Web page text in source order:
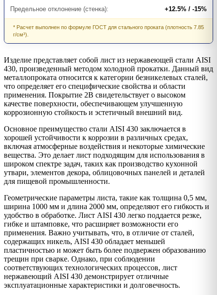
Предельное отклонение (стенка): +12.5% / -15%
* Расчет выполнен по формуле ГОСТ для стального проката (плотность 7.85
г/см³).
Изделие представляет собой лист из нержавеющей стали AISI
430, произведенный методом холодной прокатки. Данный вид
металлопроката относится к категории безникелевых сталей,
что определяет его специфические свойства и области
применения. Покрытие 2B свидетельствует о высоком
качестве поверхности, обеспечивающем улучшенную
коррозионную стойкость и эстетичный внешний вид.
Основное преимущество стали AISI 430 заключается в
хорошей устойчивости к коррозии в различных средах,
включая атмосферные воздействия и некоторые химические
вещества. Это делает лист подходящим для использования в
широком спектре задач, таких как производство кухонной
утвари, элементов декора, облицовочных панелей и деталей
для пищевой промышленности.
Геометрические параметры листа, такие как толщина 0,5 мм,
ширина 1000 мм и длина 2000 мм, определяют его гибкость и
удобство в обработке. Лист AISI 430 легко поддается резке,
гибке и штамповке, что расширяет возможности его
применения. Важно учитывать, что, в отличие от сталей,
содержащих никель, AISI 430 обладает меньшей
пластичностью и может быть более подвержен образованию
трещин при сварке. Однако, при соблюдении
соответствующих технологических процессов, лист
нержавеющий AISI 430 демонстрирует отличные
эксплуатационные характеристики и долговечность.